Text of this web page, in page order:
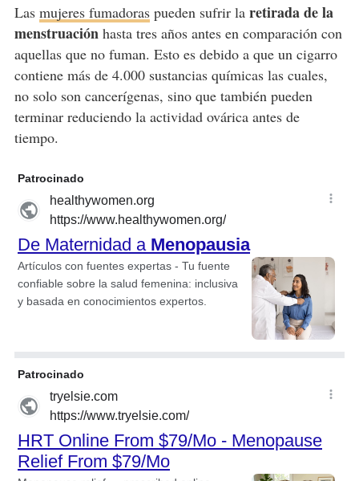
Las mujeres fumadoraspueden sufrir la retirada de la
menstruación hasta tres años antes en comparación con
aquellas que no fuman. Esto es debido a que un cigarro
contiene más de 4.000 sustancias químicas las cuales,
no solo son cancerígenas, sino que también pueden
terminar reduciendo la actividad ovárica antes de
tiempo.